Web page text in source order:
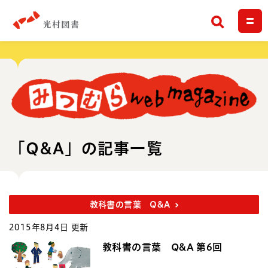
検索
「Q&A」の記事一覧
教科書の言葉 Q&A
2015年8月4日 更新
教科書の言葉 Q&A 第6回